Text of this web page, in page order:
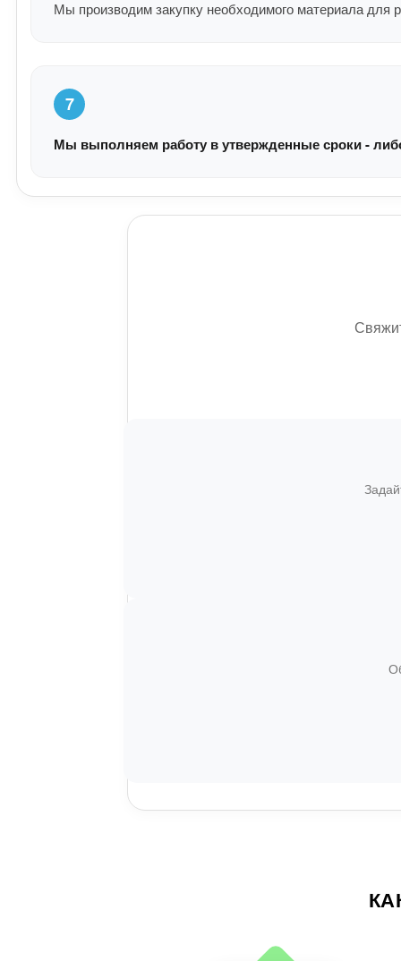
Мы производим закупку необходимого материала для
7
Мы выполняем работу в утвержденные сроки -